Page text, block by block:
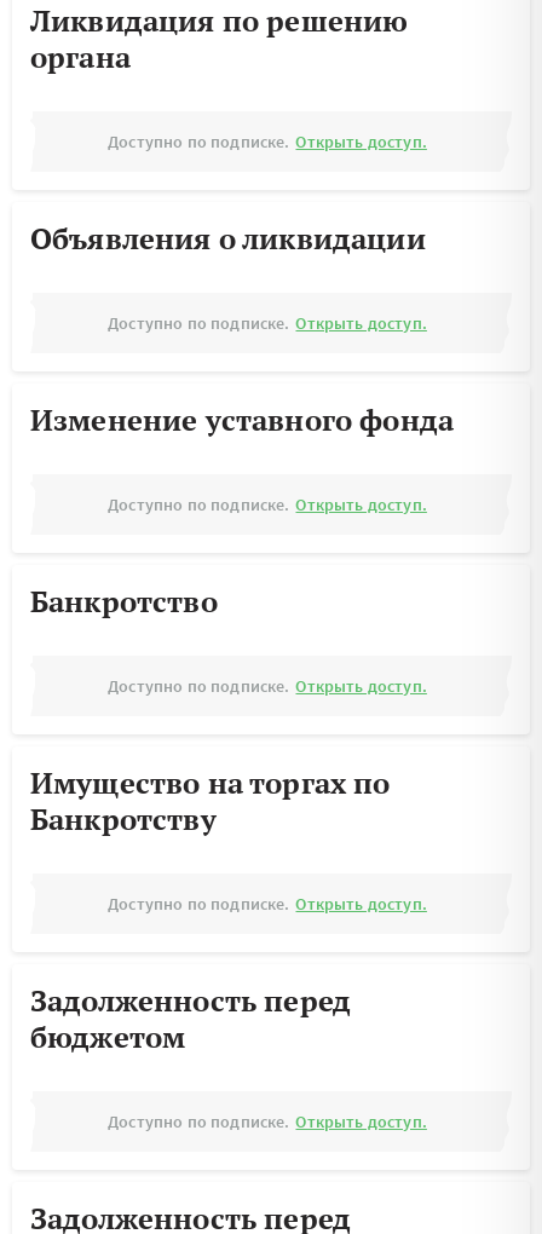
Ликвидация по решению
органа
Доступно по подписке. Открыть доступ.
Объявления о ликвидации
Доступно по подписке. Открыть доступ.
Изменение уставного фонда
Доступно по подписке. Открыть доступ.
Банкротство
Доступно по подписке. Открыть доступ.
Имущество на торгах по
Банкротству
Доступно по подписке. Открыть доступ.
Задолженность перед
бюджетом
Доступно по подписке. Открыть доступ.
Задолженность перед